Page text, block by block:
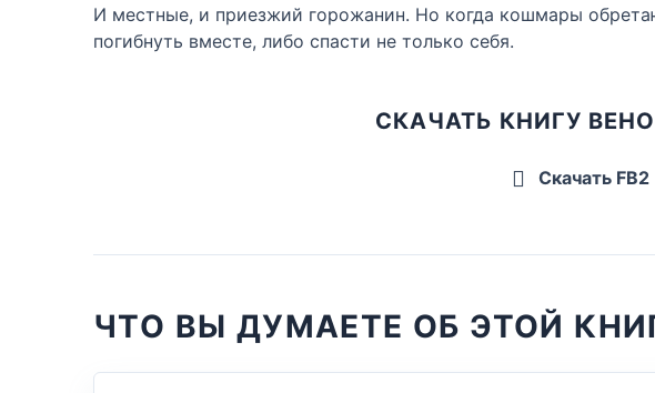
И местные, и приезжий горожанин. Но когда кошмары
погибнуть вместе, либо спасти не только себя.
СКАЧАТЬ КНИГУ
Скачать FB2
ЧТО ВЫ ДУМАЕТЕ ОБ ЭТОЙ